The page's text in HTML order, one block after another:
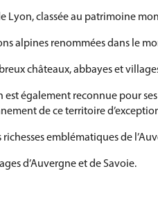
Lyon, classée au patrimoine
alpines renommées dans le
châteaux, abbayes et
est également reconnue pour
de ce territoire
richesses emblématiques de
d’Auvergne et de Savoie.